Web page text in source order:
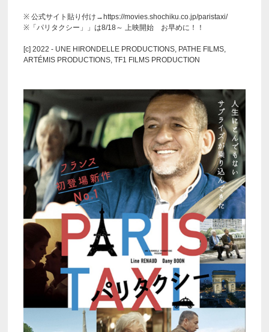
※ 公式サイト貼り付け→https://movies.shochiku.co.jp/paristaxi/
※「パリタクシー」」は8/18～ 上映開始 お早めに！！
[c] 2022 - UNE HIRONDELLE PRODUCTIONS, PATHE FILMS,
ARTÉMIS PRODUCTIONS, TF1 FILMS PRODUCTION